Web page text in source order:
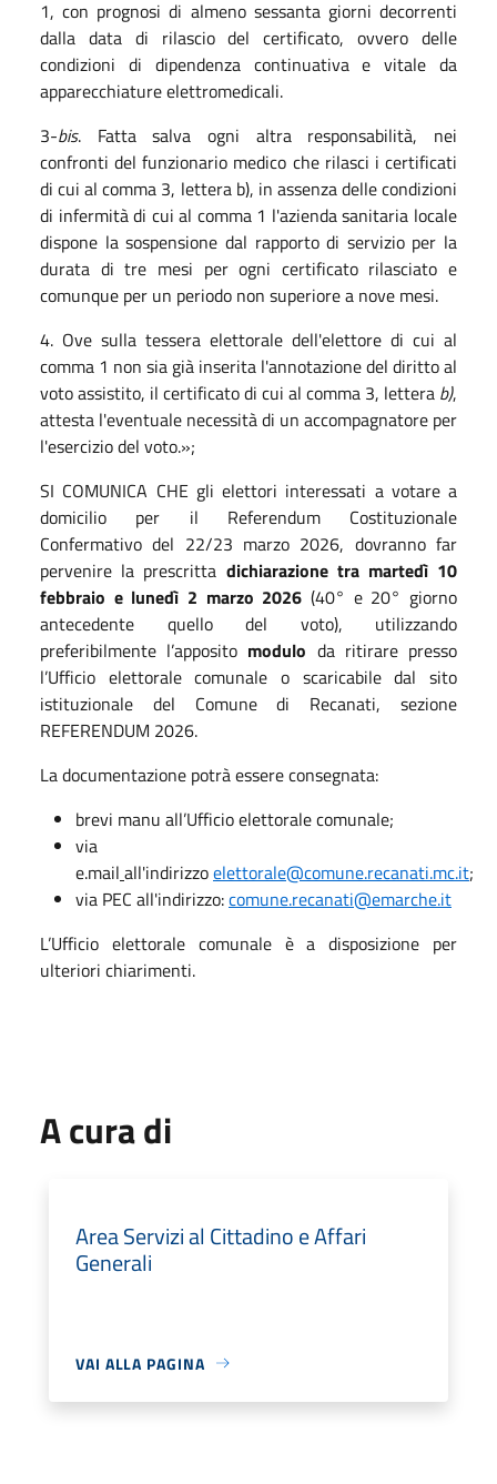
1, con prognosi di almeno sessanta giorni decorrenti
dalla data di rilascio del certificato, ovvero delle
condizioni di dipendenza continuativa e vitale da
apparecchiature elettromedicali.
3-bis. Fatta salva ogni altra responsabilità, nei
confronti del funzionario medico che rilasci i certificati
di cui al comma 3, lettera b), in assenza delle condizioni
di infermità di cui al comma 1 l'azienda sanitaria locale
dispone la sospensione dal rapporto di servizio per la
durata di tre mesi per ogni certificato rilasciato e
comunque per un periodo non superiore a nove mesi.
4. Ove sulla tessera elettorale dell'elettore di cui al
comma 1 non sia già inserita l'annotazione del diritto al
voto assistito, il certificato di cui al comma 3, lettera b),
attesta l'eventuale necessità di un accompagnatore per
l'esercizio del voto.»;
SI COMUNICA CHE gli elettori interessati a votare a
domicilio per il Referendum Costituzionale
Confermativo del 22/23 marzo 2026, dovranno far
pervenire la prescritta dichiarazione tra martedì 10
febbraio e lunedì 2 marzo 2026 (40° e 20° giorno
antecedente quello del voto), utilizzando
preferibilmente l’apposito modulo da ritirare presso
l’Ufficio elettorale comunale o scaricabile dal sito
istituzionale del Comune di Recanati, sezione
REFERENDUM 2026.
La documentazione potrà essere consegnata:
brevi manu all’Ufficio elettorale comunale;
via
e.mail all'indirizzoelettorale@comune.recanati.mc.it;
via PEC all'indirizzo:comune.recanati@emarche.it
L’Ufficio elettorale comunale è a disposizione per
ulteriori chiarimenti.
A cura di
Area Servizi al Cittadino e Affari
Generali
VAI ALLA PAGINA